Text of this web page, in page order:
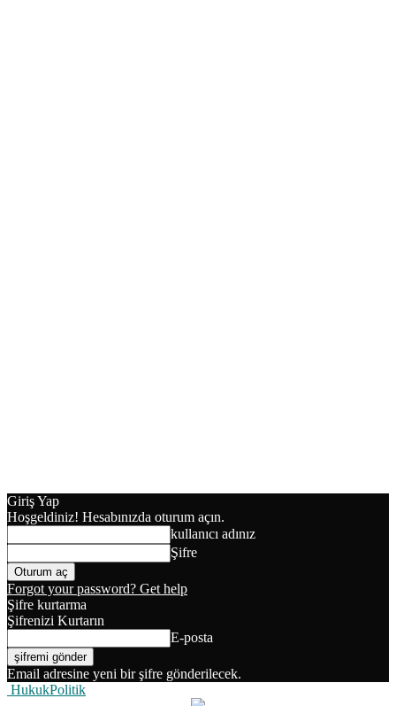
Giriş Yap
Hoşgeldiniz! Hesabınızda oturum açın.
kullanıcı adınız
Şifre
Forgot your password? Get help
Şifre kurtarma
Şifrenizi Kurtarın
E-posta
Email adresine yeni bir şifre gönderilecek.
HukukPolitik